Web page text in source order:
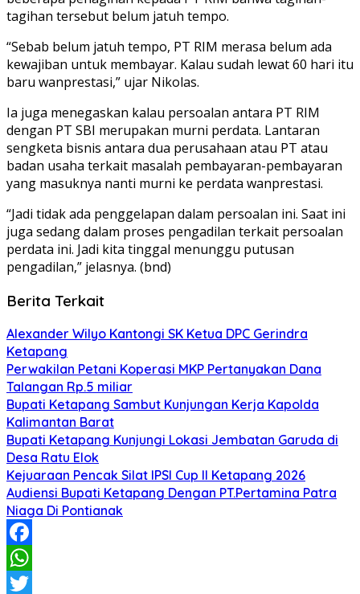
tagihan tersebut belum jatuh tempo.
“Sebab belum jatuh tempo, PT RIM merasa belum ada
kewajiban untuk membayar. Kalau sudah lewat 60 hari itu
baru wanprestasi,” ujar Nikolas.
Ia juga menegaskan kalau persoalan antara PT RIM
dengan PT SBI merupakan murni perdata. Lantaran
sengketa bisnis antara dua perusahaan atau PT atau
badan usaha terkait masalah pembayaran-pembayaran
yang masuknya nanti murni ke perdata wanprestasi.
“Jadi tidak ada penggelapan dalam persoalan ini. Saat ini
juga sedang dalam proses pengadilan terkait persoalan
perdata ini. Jadi kita tinggal menunggu putusan
pengadilan,” jelasnya. (bnd)
Berita Terkait
Alexander Wilyo Kantongi SK Ketua DPC Gerindra
Ketapang
Perwakilan Petani Koperasi MKP Pertanyakan Dana
Talangan Rp.5 miliar
Bupati Ketapang Sambut Kunjungan Kerja Kapolda
Kalimantan Barat
Bupati Ketapang Kunjungi Lokasi Jembatan Garuda di
Desa Ratu Elok
Kejuaraan Pencak Silat IPSI Cup II Ketapang 2026
Audiensi Bupati Ketapang Dengan PT.Pertamina Patra
Niaga Di Pontianak
Facebook
WhatsApp